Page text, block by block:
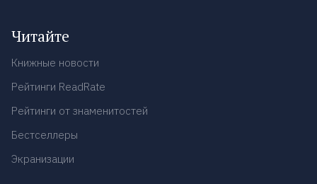
Читайте
Книжные новости
Рейтинги ReadRate
Рейтинги от знаменитостей
Бестселлеры
Экранизации